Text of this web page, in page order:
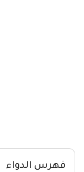
فهرس الدواء